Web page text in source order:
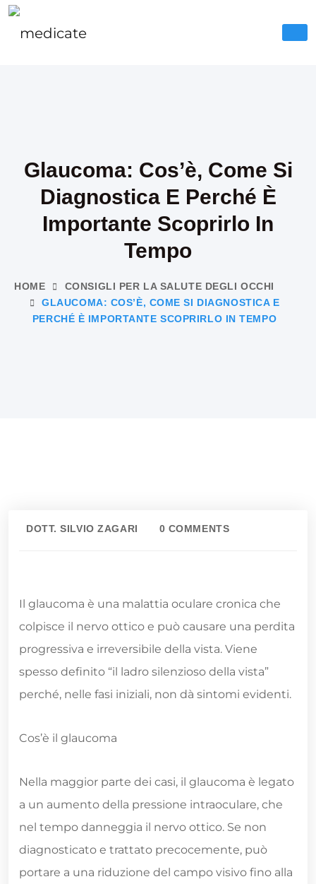
Glaucoma: Cos’è, Come Si
Diagnostica E Perché È
Importante Scoprirlo In
Tempo
HOME
CONSIGLI PER LA SALUTE DEGLI OCCHI
GLAUCOMA: COS’È, COME SI DIAGNOSTICA E
PERCHÉ È IMPORTANTE SCOPRIRLO IN TEMPO
DOTT. SILVIO ZAGARI 0 COMMENTS
Il glaucoma è una malattia oculare cronica che
colpisce il nervo ottico e può causare una perdita
progressiva e irreversibile della vista. Viene
spesso definito “il ladro silenzioso della vista”
perché, nelle fasi iniziali, non dà sintomi evidenti.
Cos’è il glaucoma
Nella maggior parte dei casi, il glaucoma è legato
a un aumento della pressione intraoculare, che
nel tempo danneggia il nervo ottico. Se non
diagnosticato e trattato precocemente, può
portare a una riduzione del campo visivo fino alla